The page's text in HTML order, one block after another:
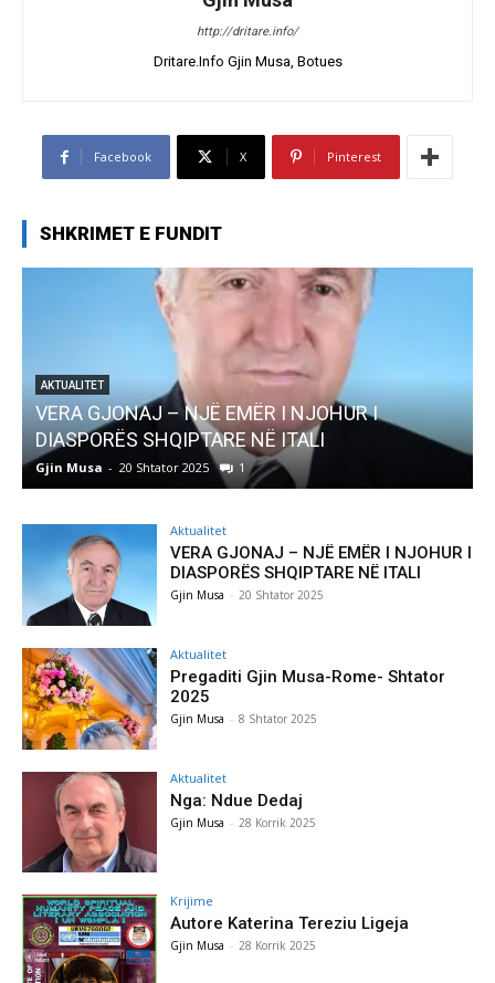
http://dritare.info/
Dritare.Info Gjin Musa, Botues
Facebook X Pinterest
SHKRIMET E FUNDIT
AKTUALITET
Pregaditi Gjin Musa-Rome- Shtator 2025
Gjin Musa - 8 Shtator 2025 0
Aktualitet
VERA GJONAJ – NJË EMËR I NJOHUR I
DIASPORËS SHQIPTARE NË ITALI
Gjin Musa - 20 Shtator 2025
Aktualitet
Pregaditi Gjin Musa-Rome- Shtator
2025
Gjin Musa - 8 Shtator 2025
Aktualitet
Nga: Ndue Dedaj
Gjin Musa - 28 Korrik 2025
Krijime
Autore Katerina Tereziu Ligeja
Gjin Musa - 28 Korrik 2025